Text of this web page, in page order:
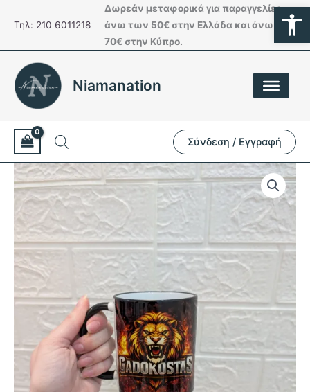
στοΤηλ: 210 6011218
Δωρεάν μεταφορικά για παραγγελίες
άνω των 50€ στην Ελλάδα και άνω των
70€ στην Κύπρο.
Niamanation
Σύνδεση / Εγγραφή